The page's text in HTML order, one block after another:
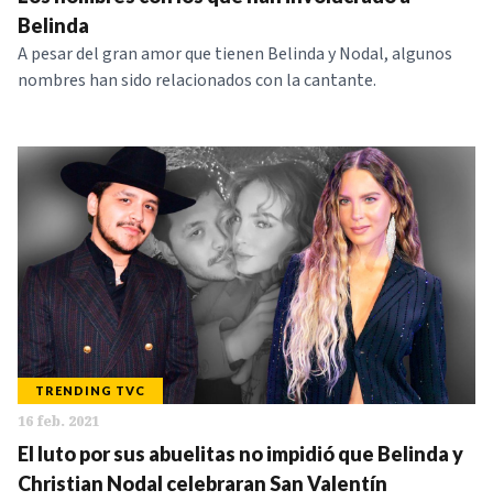
SERIES
Belinda
A pesar del gran amor que tienen Belinda y Nodal, algunos
nombres han sido relacionados con la cantante.
TRENDING TVC
16 feb. 2021
El luto por sus abuelitas no impidió que Belinda y
Christian Nodal celebraran San Valentín